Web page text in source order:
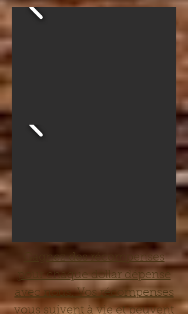
Gagnez des récompenses
pour chaque dollar dépensé
avec nous. Vos récompenses
vous suivent à vie et peuvent